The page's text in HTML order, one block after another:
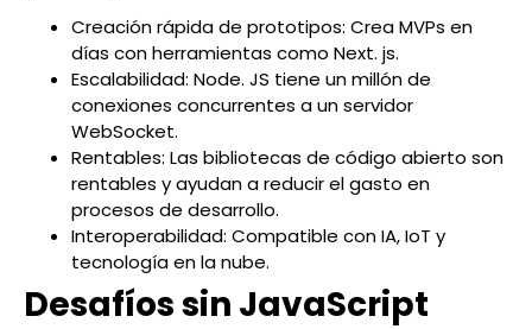
Creación rápida de prototipos: Crea MVPs en
días con herramientas como Next. js.
Escalabilidad: Node. JS tiene un millón de
conexiones concurrentes a un servidor
WebSocket.
Rentables: Las bibliotecas de código abierto son
rentables y ayudan a reducir el gasto en
procesos de desarrollo.
Interoperabilidad: Compatible con IA, IoT y
tecnología en la nube.
Desafíos sin JavaScript